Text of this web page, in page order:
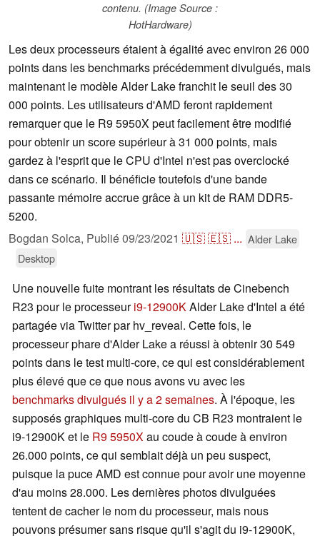
contenu. (Image Source :
HotHardware)
Les deux processeurs étaient à égalité avec environ 26 000
points dans les benchmarks précédemment divulgués, mais
maintenant le modèle Alder Lake franchit le seuil des 30
000 points. Les utilisateurs d'AMD feront rapidement
remarquer que le R9 5950X peut facilement être modifié
pour obtenir un score supérieur à 31 000 points, mais
gardez à l'esprit que le CPU d'Intel n'est pas overclocké
dans ce scénario. Il bénéficie toutefois d'une bande
passante mémoire accrue grâce à un kit de RAM DDR5-
5200.
Bogdan Solca, Publié09/23/2021 🇺🇸🇪🇸 ... Alder Lake
Desktop
Une nouvelle fuite montrant les résultats de Cinebench
R23 pour le processeuri9-12900KAlder Lake d'Intel a été
partagée via Twitter par hv_reveal. Cette fois, le
processeur phare d'Alder Lake a réussi à obtenir 30 549
points dans le test multi-core, ce qui est considérablement
plus élevé que ce que nous avons vu avec les
benchmarks divulgués il y a 2 semaines. À l'époque, les
supposés graphiques multi-core du CB R23 montraient le
i9-12900K et le R9 5950Xau coude à coude à environ
26.000 points, ce qui semblait déjà un peu suspect,
puisque la puce AMD est connue pour avoir une moyenne
d'au moins 28.000. Les dernières photos divulguées
tentent de cacher le nom du processeur, mais nous
pouvons présumer sans risque qu'il s'agit du i9-12900K,